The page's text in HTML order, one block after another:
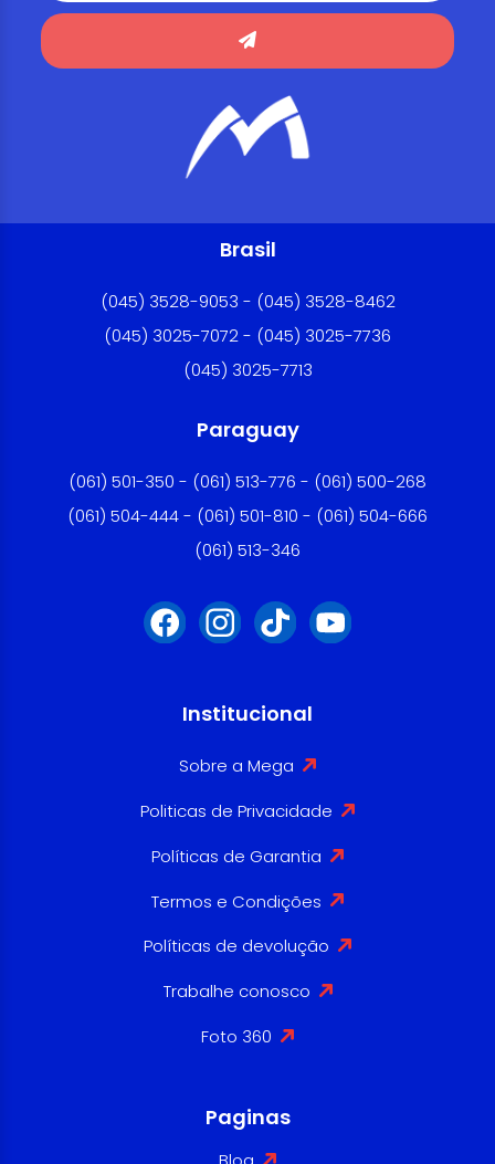
Brasil
(045) 3528-9053 - (045) 3528-8462
(045) 3025-7072 - (045) 3025-7736
(045) 3025-7713
Paraguay
(061) 501-350 - (061) 513-776 - (061) 500-268
(061) 504-444 - (061) 501-810 - (061) 504-666
(061) 513-346
Institucional
Sobre a Mega
Politicas de Privacidade
Políticas de Garantia
Termos e Condições
Políticas de devolução
Trabalhe conosco
Foto 360
Paginas